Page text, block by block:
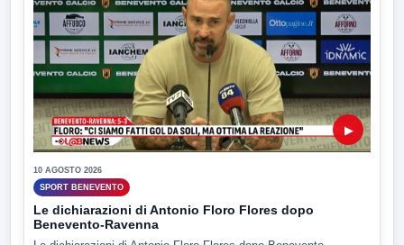
▶
10 AGOSTO 2026
SPORT BENEVENTO
Le dichiarazioni di Antonio Floro Flores dopo
Benevento-Ravenna